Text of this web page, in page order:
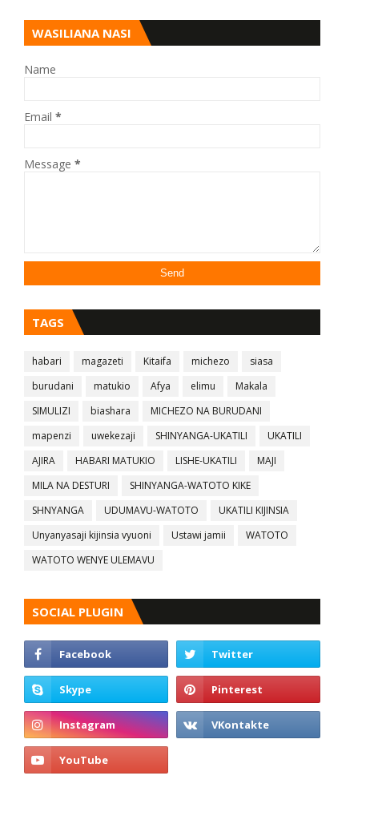
WASILIANA NASI
Name
Email *
Message *
TAGS
habari magazeti Kitaifa michezo
siasa
burudani
matukio Afya elimu
Makala
SIMULIZI
biashara
MICHEZO NA BURUDANI
mapenzi
uwekezaji SHINYANGA-UKATILI
UKATILI
AJIRA
HABARI MATUKIO LISHE-UKATILI
MAJI
MILA NA DESTURI
SHINYANGA-WATOTO KIKE
SHNYANGA
UDUMAVU-WATOTO
UKATILI KIJINSIA
Unyanyasaji kijinsia vyuoni
Ustawi jamii
WATOTO
WATOTO WENYE ULEMAVU
SOCIAL PLUGIN